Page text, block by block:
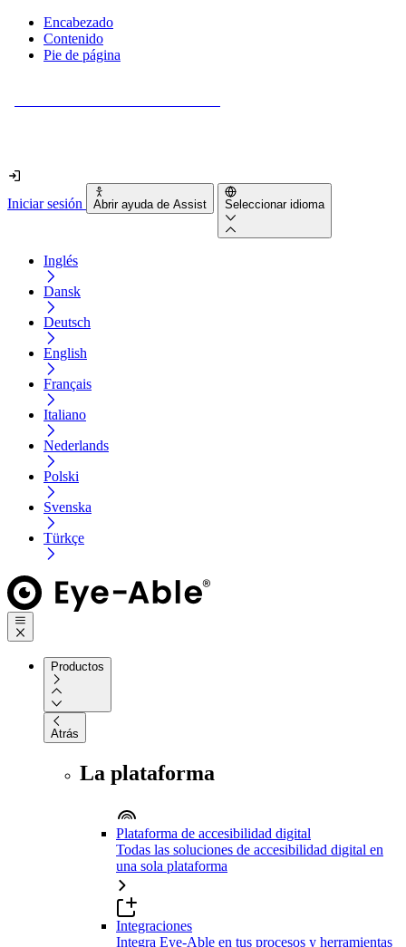
Encabezado
Contenido
Pie de página
Iniciar sesión Abrir ayuda de Assist Seleccionar idioma
Inglés
Dansk
Deutsch
English
Français
Italiano
Nederlands
Polski
Svenska
Türkçe
Productos
Atrás
La plataforma
Plataforma de accesibilidad digital
Todas las soluciones de accesibilidad digital en
una sola plataforma
Integraciones
Integra Eye-Able en tus procesos y herramientas